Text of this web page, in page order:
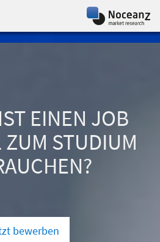
EINEN JOB
ZUM STUDIUM
bewerben